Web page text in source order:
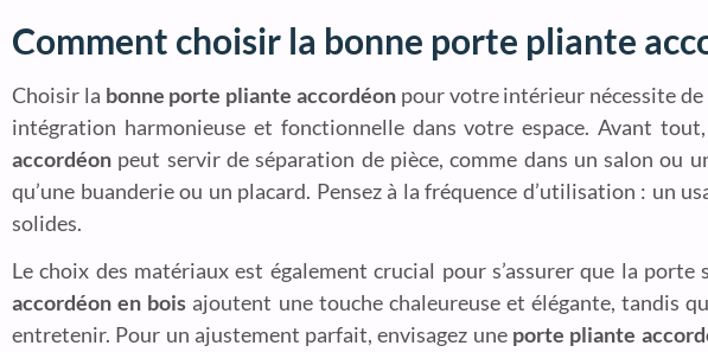
Comment choisir la bonne porte pliante
Choisir la bonne porte pliante accordéonpour votre intérieur nécessite
intégration harmonieuse et fonctionnelle dans votre espace. Avant
accordéon peut servir de séparation de pièce, comme dans un salon ou
qu’une buanderie ou un placard. Pensez à la fréquence d’utilisation : un
solides.
Le choix des matériaux est également crucial pour s’assurer que la
accordéon en bois ajoutent une touche chaleureuse et élégante, tandis
entretenir. Pour un ajustement parfait, envisagez une porte pliante